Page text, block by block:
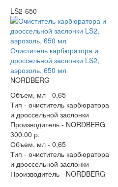
LS2-650
Очиститель карбюратора и
дроссельной заслонки LS2,
аэрозоль, 650 мл
NORDBERG
Объем, мл - 0,65
Тип - очиститель карбюратора
и дроссельной заслонки
Производитель - NORDBERG
300.00 р.
Объем, мл - 0,65
Тип - очиститель карбюратора
и дроссельной заслонки
Производитель - NORDBERG